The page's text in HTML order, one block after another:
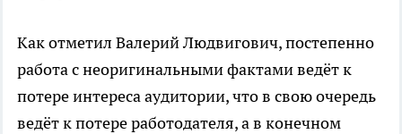
Как отметил Валерий Людвигович, постепенно
работа с неоригинальными фактами ведёт к
потере интереса аудитории, что в свою очередь
ведёт к потере работодателя, а в конечном